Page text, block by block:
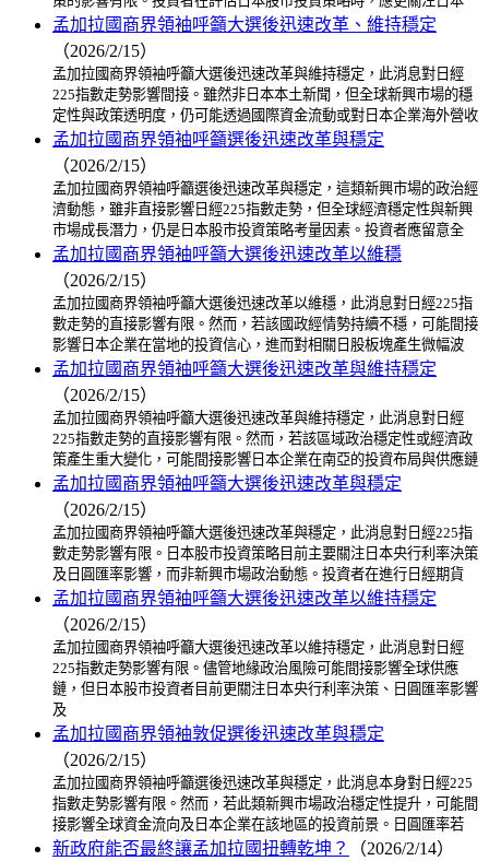
孟加拉國商界領袖呼籲大選後迅速改革、維持穩定
（2026/2/15）
孟加拉國商界領袖呼籲大選後迅速改革與維持穩定，此消息對日經
225指數走勢影響間接。雖然非日本本土新聞，但全球新興市場的穩
定性與政策透明度，仍可能透過國際資金流動或對日本企業海外營收
孟加拉國商界領袖呼籲選後迅速改革與穩定
（2026/2/15）
孟加拉國商界領袖呼籲選後迅速改革與穩定，這類新興市場的政治經
濟動態，雖非直接影響日經225指數走勢，但全球經濟穩定性與新興
市場成長潛力，仍是日本股市投資策略考量因素。投資者應留意全
孟加拉國商界領袖呼籲大選後迅速改革以維穩
（2026/2/15）
孟加拉國商界領袖呼籲大選後迅速改革以維穩，此消息對日經225指
數走勢的直接影響有限。然而，若該國政經情勢持續不穩，可能間接
影響日本企業在當地的投資信心，進而對相關日股板塊產生微幅波
孟加拉國商界領袖呼籲大選後迅速改革與維持穩定
（2026/2/15）
孟加拉國商界領袖呼籲大選後迅速改革與維持穩定，此消息對日經
225指數走勢的直接影響有限。然而，若該區域政治穩定性或經濟政
策產生重大變化，可能間接影響日本企業在南亞的投資布局與供應鏈
孟加拉國商界領袖呼籲大選後迅速改革與穩定
（2026/2/15）
孟加拉國商界領袖呼籲大選後迅速改革與穩定，此消息對日經225指
數走勢影響有限。日本股市投資策略目前主要關注日本央行利率決策
及日圓匯率影響，而非新興市場政治動態。投資者在進行日經期貨
孟加拉國商界領袖呼籲大選後迅速改革以維持穩定
（2026/2/15）
孟加拉國商界領袖呼籲大選後迅速改革以維持穩定，此消息對日經
225指數走勢影響有限。儘管地緣政治風險可能間接影響全球供應
鏈，但日本股市投資者目前更關注日本央行利率決策、日圓匯率影響
及
孟加拉國商界領袖敦促選後迅速改革與穩定
（2026/2/15）
孟加拉國商界領袖呼籲選後迅速改革與穩定，此消息本身對日經225
指數走勢影響有限。然而，若此類新興市場政治穩定性提升，可能間
接影響全球資金流向及日本企業在該地區的投資前景。日圓匯率若
新政府能否最終讓孟加拉國扭轉乾坤？ （2026/2/14）